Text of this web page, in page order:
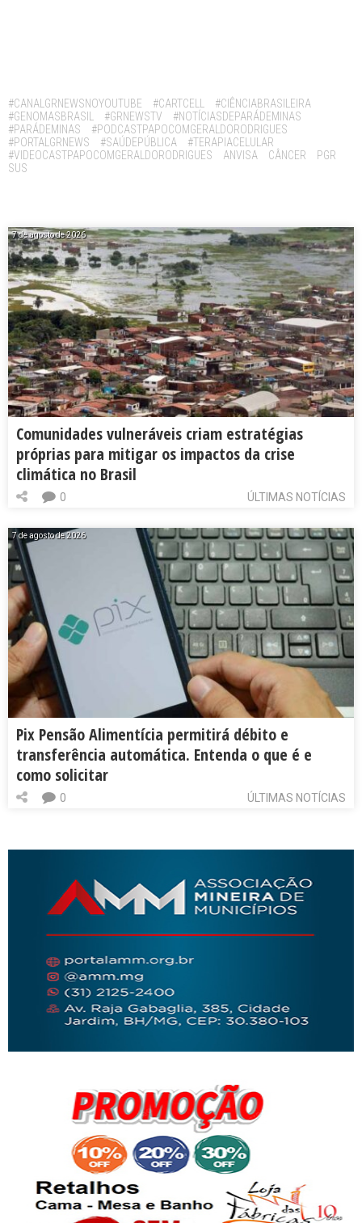
Tags:
#CANALGRNEWSNOYOUTUBE #CARTCELL
#CIÊNCIABRASILEIRA
#GENOMASBRASIL
#GRNEWSTV
#NOTÍCIASDEPARÁDEMINAS
#PARÁDEMINAS
#PODCASTPAPOCOMGERALDORODRIGUES
#PORTALGRNEWS
#SAÚDEPÚBLICA
#TERAPIACELULAR
#VIDEOCASTPAPOCOMGERALDORODRIGUES
ANVISA CÂNCER
PGR
SUS
7 de agosto de 2026
Comunidades vulneráveis criam estratégias
próprias para mitigar os impactos da crise
climática no Brasil
ÚLTIMAS NOTÍCIAS
0
7 de agosto de 2026
Pix Pensão Alimentícia permitirá débito e
transferência automática. Entenda o que é e
como solicitar
ÚLTIMAS NOTÍCIAS
0